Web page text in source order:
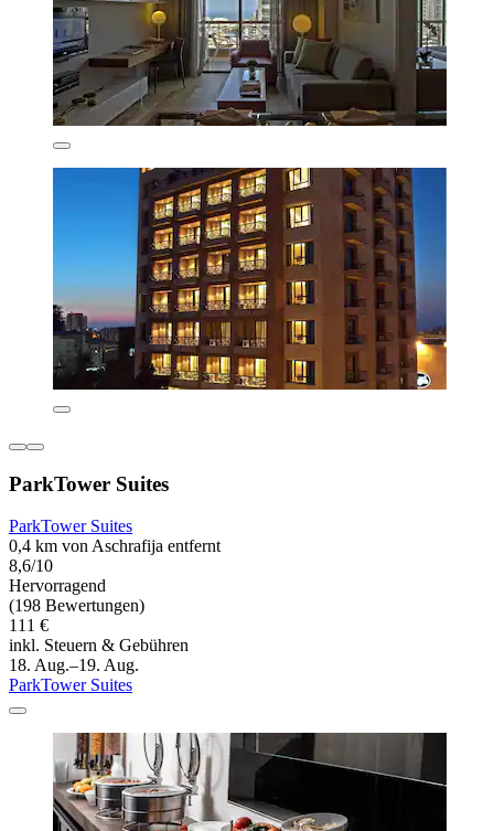
ParkTower Suites
ParkTower Suites
0,4 km von Aschrafija entfernt
8,6/10
Hervorragend
(198 Bewertungen)
111 €
inkl. Steuern & Gebühren
18. Aug.–19. Aug.
ParkTower Suites